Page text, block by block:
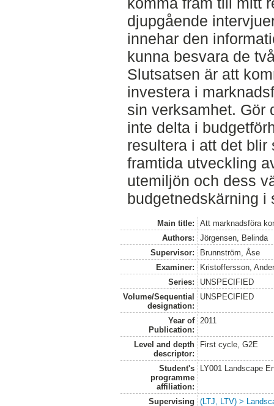
djupgående
innehar den
kunna besvara de
Slutsatsen är att
investera i
sin verksamhet. Gör
inte delta i
resultera i att det blir
framtida utveckling
utemiljön och dess
budgetnedskärning i
Main title:
Att marknadsföra
Authors:
Jörgensen, Belinda
Supervisor:
Brunnström, Åse
Examiner:
Kristoffersson,
Series:
UNSPECIFIED
Volume/Sequential
designation:
UNSPECIFIED
Year of
Publication:
2011
Level and depth
descriptor:
First cycle, G2E
Student's
programme
affiliation:
LY001 Landscape
Supervising
(LTJ, LTV) >